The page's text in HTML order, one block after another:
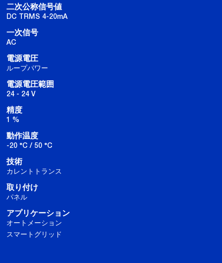
二次公称信号値
DC TRMS 4-20mA
一次信号
AC
電源電圧
ループパワー
電源電圧範囲
24 - 24 V
精度
1 %
動作温度
-20 °C / 50 °C
技術
カレントトランス
取り付け
パネル
アプリケーション
オートメーション
スマートグリッド